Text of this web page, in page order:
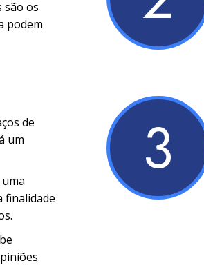
são os
podem
de
um
finalidade
3